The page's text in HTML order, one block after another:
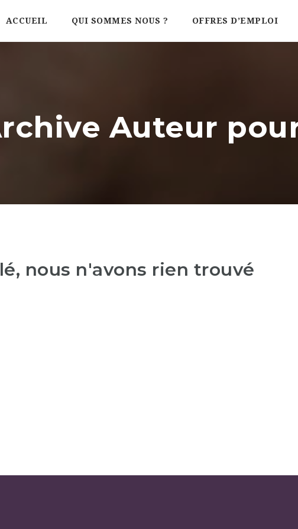
ACCUEIL QUI SOMMES NOUS ? OFFRES D’EMPLOI
Auteur
nous n'avons rien trouvé